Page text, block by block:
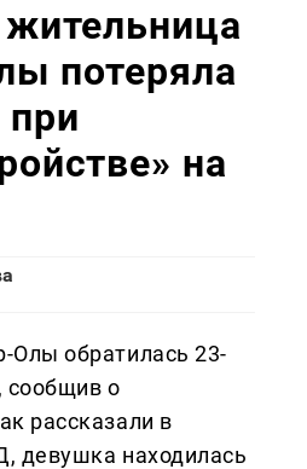
потеряла
на
обратилась 23-
сообщив о
рассказали в
девушка находилась